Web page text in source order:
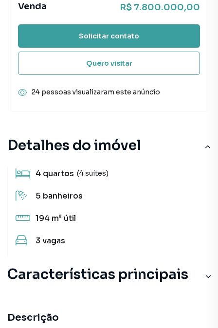
Detalhes do imóvel
4 quartos (4 suítes)
5 banheiros
194 m² útil
3 vagas
Características principais
Descrição
Venda R$ 7.800.000,00
Solicitar contato
Quero visitar
24 pessoas visualizaram este anúncio